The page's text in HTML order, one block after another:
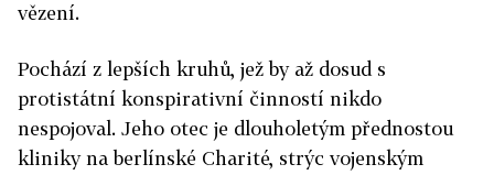
vězení.
Pochází z lepších kruhů, jež by až dosud s
protistátní konspirativní činností nikdo
nespojoval. Jeho otec je dlouholetým přednostou
kliniky na berlínské Charité, strýc vojenským